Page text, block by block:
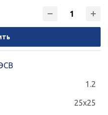
1.2
25x25